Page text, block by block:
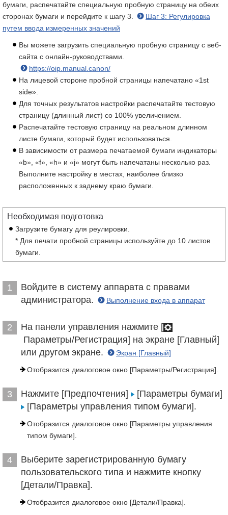
бумаги, распечатайте специальную пробную страницу на обеих
сторонах бумаги и перейдите к шагу 3.
Шаг 3: Регулировка
путем ввода измеренных значений
Вы можете загрузить специальную пробную страницу с веб-
сайта с онлайн-руководствами.
https://oip.manual.canon/
На лицевой стороне пробной страницы напечатано «1st
side».
Для точных результатов настройки распечатайте тестовую
страницу (длинный лист) со 100% увеличением.
Распечатайте тестовую страницу на реальном длинном
листе бумаги, который будет использоваться.
В зависимости от размера печатаемой бумаги индикаторы
«b», «f», «h» и «j» могут быть напечатаны несколько раз.
Выполните настройку в местах, наиболее близко
расположенных к заднему краю бумаги.
Необходимая подготовка
Загрузите бумагу для реулировки.
* Для печати пробной страницы используйте до 10 листов
бумаги.
1
Войдите в систему аппарата с правами
администратора.
Выполнение входа в аппарат
2
На панели управления нажмите [
Параметры/Регистрация] на экране [Главный]
или другом экране.
Экран [Главный]
Отобразится диалоговое окно [Параметры/Регистрация].
3 Нажмите [Предпочтения]
[Параметры бумаги]
[Параметры управления типом бумаги].
Отобразится диалоговое окно [Параметры управления
типом бумаги].
4
Выберите зарегистрированную бумагу
пользовательского типа и нажмите кнопку
[Детали/Правка].
Отобразится диалоговое окно [Детали/Правка].